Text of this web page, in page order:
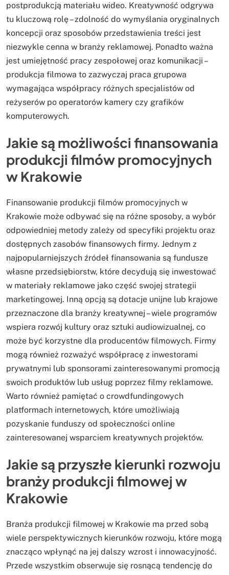
postprodukcją materiału wideo. Kreatywność odgrywa
tu kluczową rolę – zdolność do wymyślania oryginalnych
koncepcji oraz sposobów przedstawienia treści jest
niezwykle cenna w branży reklamowej. Ponadto ważna
jest umiejętność pracy zespołowej oraz komunikacji –
produkcja filmowa to zazwyczaj praca grupowa
wymagająca współpracy różnych specjalistów od
reżyserów po operatorów kamery czy grafików
komputerowych.
Jakie są możliwości finansowania
produkcji filmów promocyjnych
w Krakowie
Finansowanie produkcji filmów promocyjnych w
Krakowie może odbywać się na różne sposoby, a wybór
odpowiedniej metody zależy od specyfiki projektu oraz
dostępnych zasobów finansowych firmy. Jednym z
najpopularniejszych źródeł finansowania są fundusze
własne przedsiębiorstw, które decydują się inwestować
w materiały reklamowe jako część swojej strategii
marketingowej. Inną opcją są dotacje unijne lub krajowe
przeznaczone dla branży kreatywnej – wiele programów
wspiera rozwój kultury oraz sztuki audiowizualnej, co
może być korzystne dla producentów filmowych. Firmy
mogą również rozważyć współpracę z inwestorami
prywatnymi lub sponsorami zainteresowanymi promocją
swoich produktów lub usług poprzez filmy reklamowe.
Warto również pamiętać o crowdfundingowych
platformach internetowych, które umożliwiają
pozyskanie funduszy od społeczności online
zainteresowanej wsparciem kreatywnych projektów.
Jakie są przyszłe kierunki rozwoju
branży produkcji filmowej w
Krakowie
Branża produkcji filmowej w Krakowie ma przed sobą
wiele perspektywicznych kierunków rozwoju, które mogą
znacząco wpłynąć na jej dalszy wzrost i innowacyjność.
Przede wszystkim obserwuje się rosnącą tendencję do